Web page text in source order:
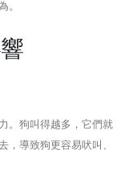
。
。狗叫得越多，它們就
，導致狗更容易吠叫、